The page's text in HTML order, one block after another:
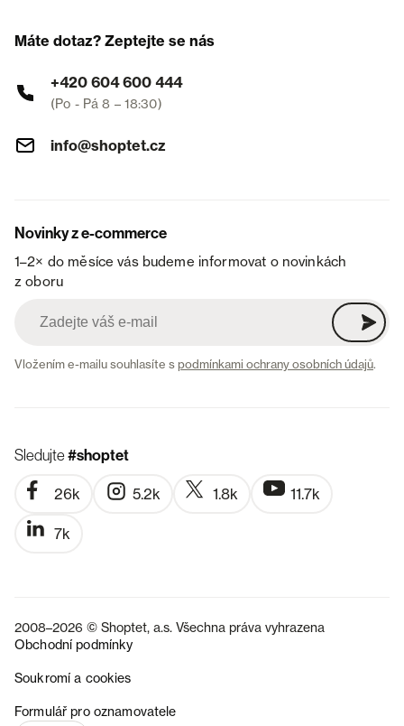
Máte dotaz? Zeptejte se nás
+420 604 600 444
(Po - Pá 8 – 18:30)
info@shoptet.cz
Novinky z e-commerce
1–2× do měsíce vás budeme informovat o novinkách
z oboru
Vložením e-mailu souhlasíte spodmínkami ochrany osobních údajů.
Sledujte#shoptet
26k 5.2k 1.8k 11.7k
7k
2008–2026 © Shoptet, a.s. Všechna práva vyhrazena
Obchodní podmínky
Soukromí a cookies
Formulář pro oznamovatele